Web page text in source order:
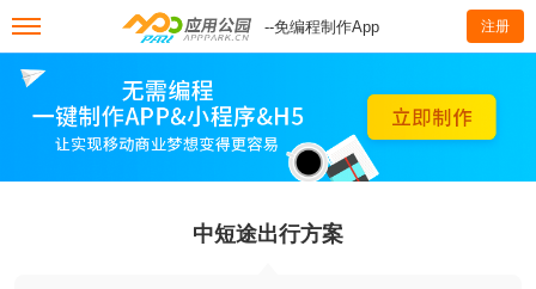
--免编程制作App 注册
中短途出行方案